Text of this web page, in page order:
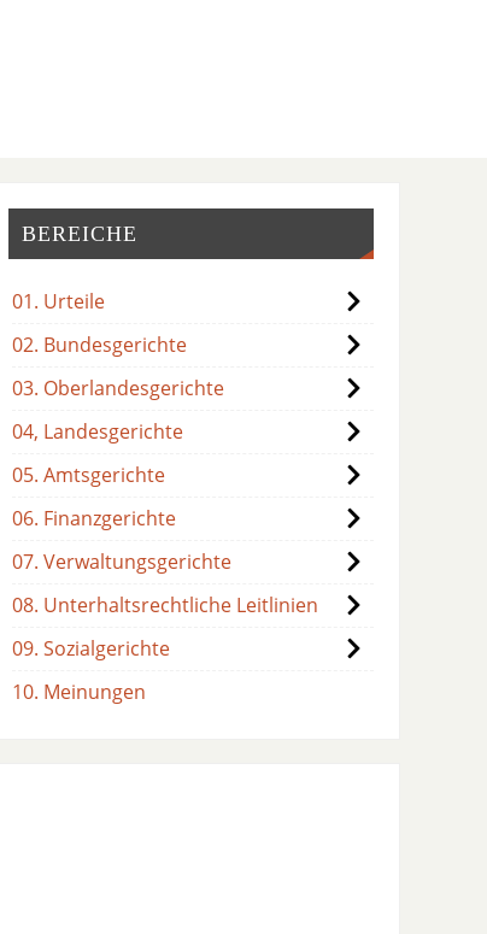
BEREICHE
01. Urteile
02. Bundesgerichte
03. Oberlandesgerichte
04, Landesgerichte
05. Amtsgerichte
06. Finanzgerichte
07. Verwaltungsgerichte
08. Unterhaltsrechtliche Leitlinien
09. Sozialgerichte
10. Meinungen